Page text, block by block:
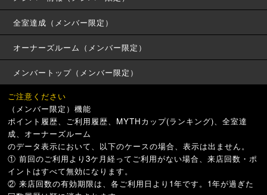
全室達成（メンバー限定）
オーナーズルーム（メンバー限定）
メンバートップ（メンバー限定）
ご注意ください
（メンバー限定）機能
ポイント履歴、ご利用履歴、MYTHカップ(ランキング)、全室達
成、オーナーズルーム
のデータ表示において、以下のケースの場合、表示は出ません。
① 前回のご利用より3ケ月経ってご利用がない場合、来店回数・ポ
イントはすべて無効になります。
② 来店回数の有効期限は、各ご利用日より1年です。1年が過ぎた